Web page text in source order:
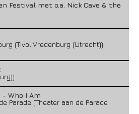
Festival met o.a. Nick Cave & the
(TivoliVredenburg (Utrecht))
- Who I Am
Parade (Theater aan de Parade